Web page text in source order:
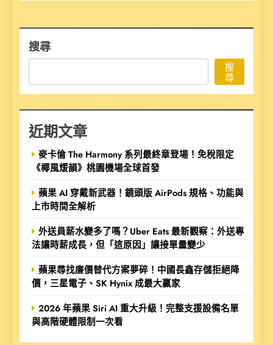
搜尋
搜
尋
近期文章
麥卡倫 The Harmony 系列最終章登場！免稅限定
《椰風煖韻》桃園機場全球首發
蘋果 AI 穿戴新武器！鏡頭版 AirPods 規格、功能與
上市時間全解析
外送員薪水變多了嗎？Uber Eats 最新觀察：外送專
法讓時薪成長，但「這原因」讓接單量變少
蘋果尋找廉價替代方案夢碎！中國長鑫存儲拒絕降
價，三星電子、SK Hynix 成最大贏家
2026 年蘋果 Siri AI 重大升級！完整支援設備名單
與高階硬體限制一次看